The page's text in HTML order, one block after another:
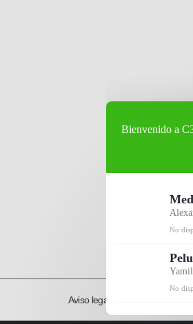
Aviso legal
Bienvenido a
No
No